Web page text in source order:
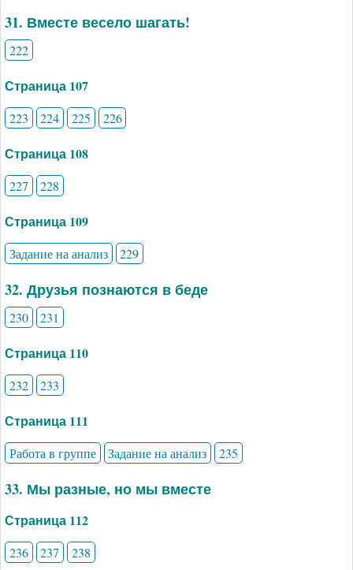
31. Вместе весело шагать!
222
Страница 107
223 224 225 226
Страница 108
227 228
Страница 109
Задание на анализ 229
32. Друзья познаются в беде
230 231
Страница 110
232 233
Страница 111
Работа в группе Задание на анализ 235
33. Мы разные, но мы вместе
Страница 112
236 237 238